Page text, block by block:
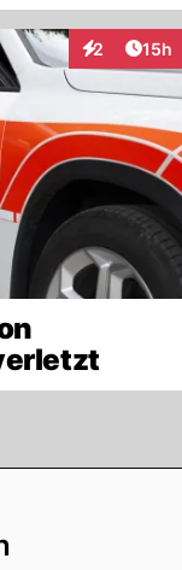
2
Interaktionen
15h